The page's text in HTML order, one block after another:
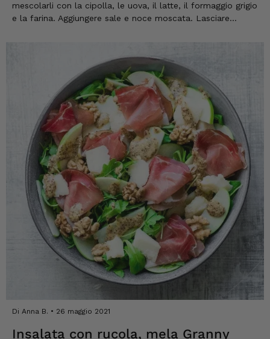
mescolarli con la cipolla, le uova, il latte, il formaggio grigio
e la farina. Aggiungere sale e noce moscata. Lasciare
Di Anna B. 26 maggio 2021
Insalata con rucola, mela Granny